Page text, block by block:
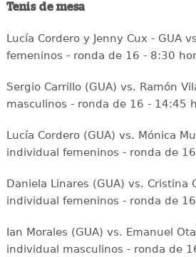
Tenis de mesa
Lucía Cordero y Jenny Cux - GUA
femeninos - ronda de 16 - 8:30
Sergio Carrillo (GUA) vs. Ramón
masculinos - ronda de 16 - 14:45
Lucía Cordero (GUA) vs. Mónica
individual femeninos - ronda de
Daniela Linares (GUA) vs. Cristina
individual femeninos - ronda de
Ian Morales (GUA) vs. Emanuel
individual masculinos - ronda de